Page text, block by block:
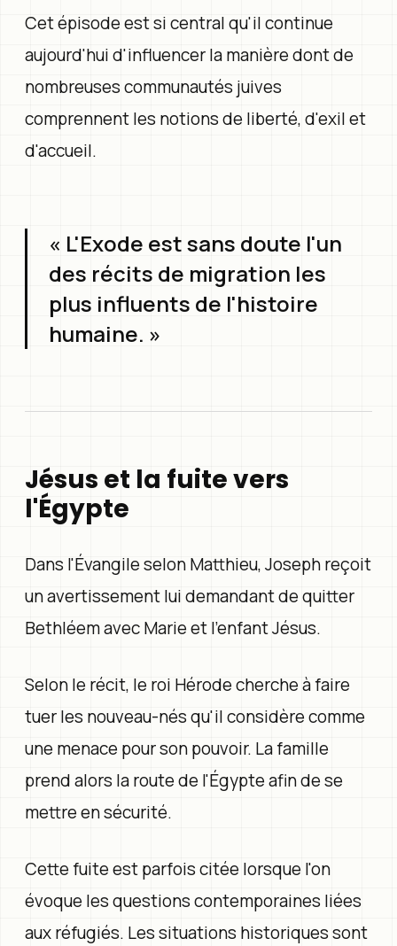
Cet épisode est si central qu'il continue
aujourd'hui d'influencer la manière dont de
nombreuses communautés juives
comprennent les notions de liberté, d'exil et
d'accueil.
« L'Exode est sans doute l'un
des récits de migration les
plus influents de l'histoire
humaine. »
Jésus et la fuite vers
l'Égypte
Dans l'Évangile selon Matthieu, Joseph reçoit
un avertissement lui demandant de quitter
Bethléem avec Marie et l'enfant Jésus.
Selon le récit, le roi Hérode cherche à faire
tuer les nouveau-nés qu'il considère comme
une menace pour son pouvoir. La famille
prend alors la route de l'Égypte afin de se
mettre en sécurité.
Cette fuite est parfois citée lorsque l'on
évoque les questions contemporaines liées
aux réfugiés. Les situations historiques sont